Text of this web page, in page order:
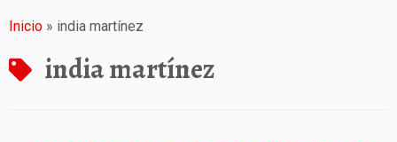
Inicio » india martínez
india martínez